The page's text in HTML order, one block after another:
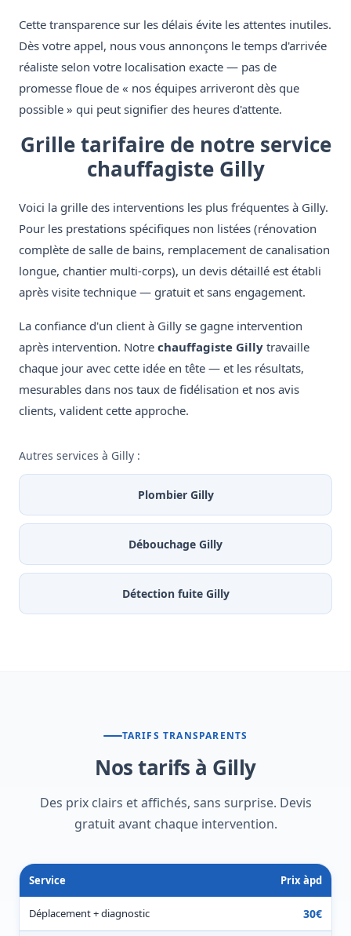
Cette transparence sur les délais évite les attentes inutiles.
Dès votre appel, nous vous annonçons le temps d'arrivée
réaliste selon votre localisation exacte — pas de
promesse floue de « nos équipes arriveront dès que
possible » qui peut signifier des heures d'attente.
Grille tarifaire de notre service
chauffagiste Gilly
Voici la grille des interventions les plus fréquentes à Gilly.
Pour les prestations spécifiques non listées (rénovation
complète de salle de bains, remplacement de canalisation
longue, chantier multi-corps), un devis détaillé est établi
après visite technique — gratuit et sans engagement.
La confiance d'un client à Gilly se gagne intervention
après intervention. Notre chauffagiste Gilly travaille
chaque jour avec cette idée en tête — et les résultats,
mesurables dans nos taux de fidélisation et nos avis
clients, valident cette approche.
Autres services à Gilly :
Plombier Gilly
Débouchage Gilly
Détection fuite Gilly
TARIFS TRANSPARENTS
Nos tarifs à Gilly
Des prix clairs et affichés, sans surprise. Devis
gratuit avant chaque intervention.
Service Prix àpd
Déplacement + diagnostic 30€